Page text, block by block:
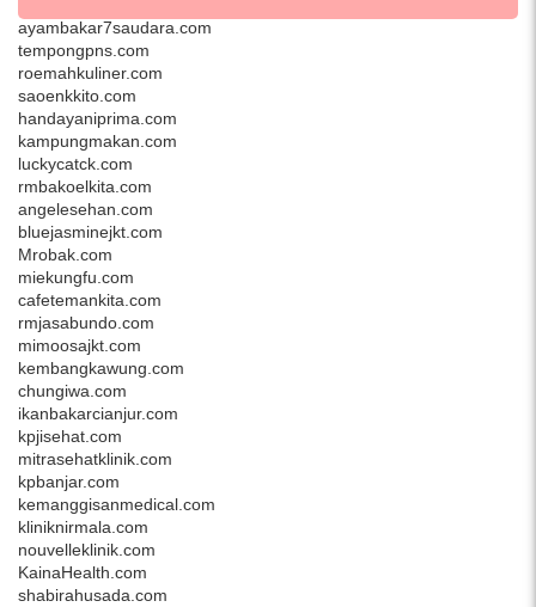
ayambakar7saudara.com
tempongpns.com
roemahkuliner.com
saoenkkito.com
handayaniprima.com
kampungmakan.com
luckycatck.com
rmbakoelkita.com
angelesehan.com
bluejasminejkt.com
Mrobak.com
miekungfu.com
cafetemankita.com
rmjasabundo.com
mimoosajkt.com
kembangkawung.com
chungiwa.com
ikanbakarcianjur.com
kpjisehat.com
mitrasehatklinik.com
kpbanjar.com
kemanggisanmedical.com
kliniknirmala.com
nouvelleklinik.com
KainaHealth.com
shabirahusada.com